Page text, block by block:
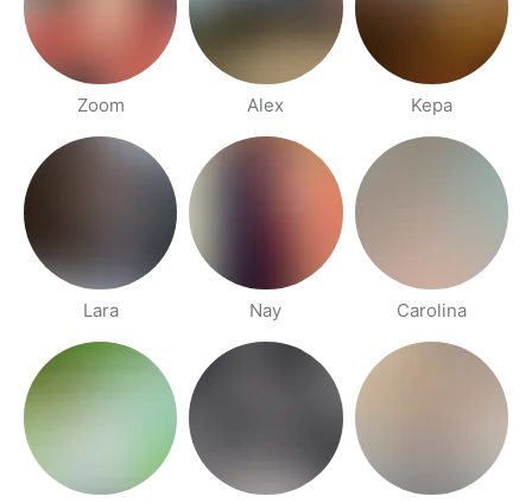
Zoom Alex Kepa
Lara Nay Carolina